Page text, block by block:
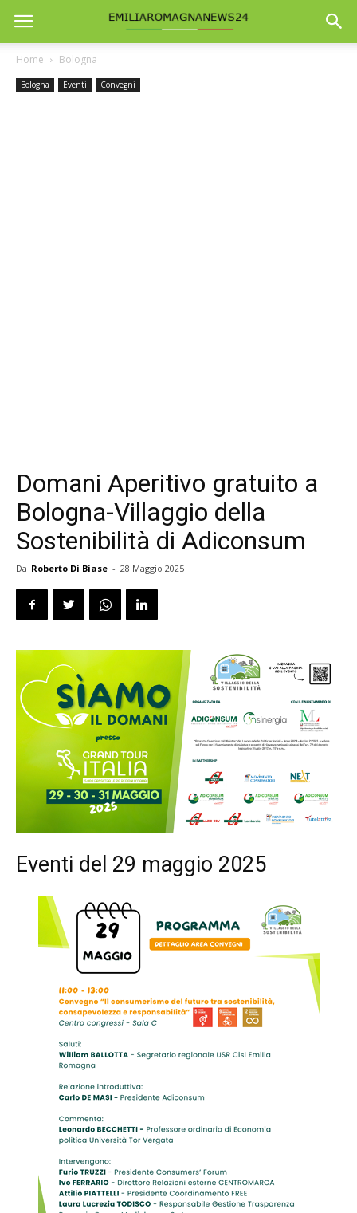
Home Bologna
Bologna Eventi Convegni
Domani Aperitivo gratuito a
Bologna-Villaggio della
Sostenibilità di Adiconsum
Da Roberto Di Biase - 28 Maggio 2025
Eventi del 29 maggio 2025